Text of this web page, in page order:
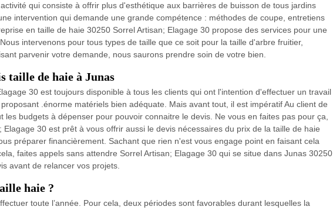
qui consiste à offrir plus d'esthétique aux barrières de buisson de tous jardins
intervention qui demande une grande compétence : méthodes de coupe, entretiens
en taille de haie 30250 Sorrel Artisan; Elagage 30 propose des services pour une
intervenons pour tous types de taille que ce soit pour la taille d'arbre fruitier,
parvenir votre demande, nous saurons prendre soin de votre bien.
taille de haie à Junas
30 est toujours disponible à tous les clients qui ont l'intention d'effectuer un travail
.énorme matériels bien adéquate. Mais avant tout, il est impératif Au client de
les budgets à dépenser pour pouvoir connaitre le devis. Ne vous en faites pas pour ça,
Elagage 30 est prêt à vous offrir aussi le devis nécessaires du prix de la taille de haie
préparer financièrement. Sachant que rien n'est vous engage point en faisant cela
faites appels sans attendre Sorrel Artisan; Elagage 30 qui se situe dans Junas 30250
avant de relancer vos projets.
haie ?
toute l’année. Pour cela, deux périodes sont favorables durant lesquelles la